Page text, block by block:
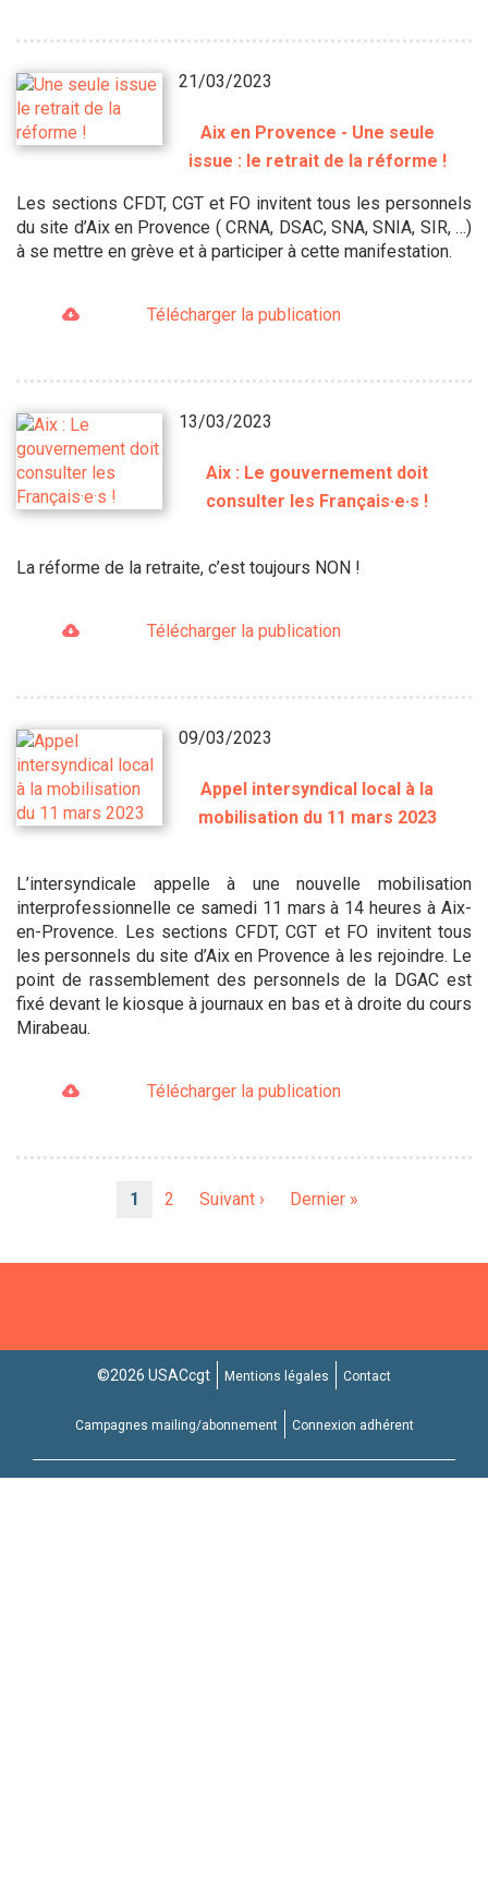
21/03/2023
Aix en Provence - Une seule
issue : le retrait de la réforme !
Les sections CFDT, CGT et FO invitent tous les personnels
du site d’Aix en Provence ( CRNA, DSAC, SNA, SNIA, SIR, …)
à se mettre en grève et à participer à cette manifestation.
Télécharger la publication
13/03/2023
Aix : Le gouvernement doit
consulter les Français·e·s !
La réforme de la retraite, c’est toujours NON !
Télécharger la publication
09/03/2023
Appel intersyndical local à la
mobilisation du 11 mars 2023
L’intersyndicale appelle à une nouvelle mobilisation
interprofessionnelle ce samedi 11 mars à 14 heures à Aix-
en-Provence. Les sections CFDT, CGT et FO invitent tous
les personnels du site d’Aix en Provence à les rejoindre. Le
point de rassemblement des personnels de la DGAC est
fixé devant le kiosque à journaux en bas et à droite du cours
Mirabeau.
Télécharger la publication
Page
1 Page
2
Page
Suivant ›
Dernière
Dernier »
©2026 USACcgt Mentions légales Contact
Campagnes mailing/abonnement Connexion adhérent